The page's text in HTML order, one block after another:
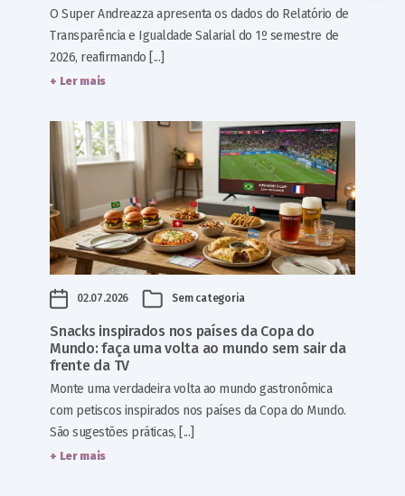
O Super Andreazza apresenta os dados do Relatório de
Transparência e Igualdade Salarial do 1º semestre de
2026, reafirmando [...]
+ Ler mais
02.07.2026 Sem categoria
Snacks inspirados nos países da Copa do
Mundo: faça uma volta ao mundo sem sair da
frente da TV
Monte uma verdadeira volta ao mundo gastronômica
com petiscos inspirados nos países da Copa do Mundo.
São sugestões práticas, [...]
+ Ler mais